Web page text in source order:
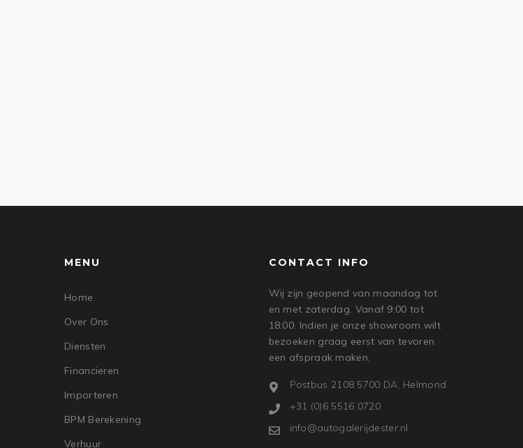
MENU
Home
Over Ons
Diensten
Financieren
Importeren
BPM Berekening
Verhuur
CONTACT INFO
Wij zijn geopend van maandag tot
en met zaterdag. Vanaf 9:00 tot
18:00. Indien je onze showroom wilt
bezoeken graag eerst van tevoren
een afspraak maken.
Postbus 2108 5700 DA, Helmond
+31 (0)6 5516 0720
info@autogalerijdester.nl